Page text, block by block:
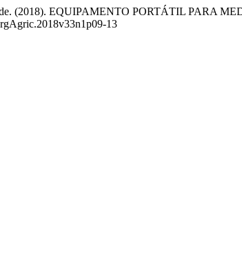
de. (2018). EQUIPAMENTO PORTÁTIL PARA
13